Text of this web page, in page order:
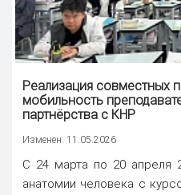
Реализация совместных
мобильность
партнёрства с КНР
Изменен: 11.05.2026
C 24 марта по 20 апреля
анатомии человека с